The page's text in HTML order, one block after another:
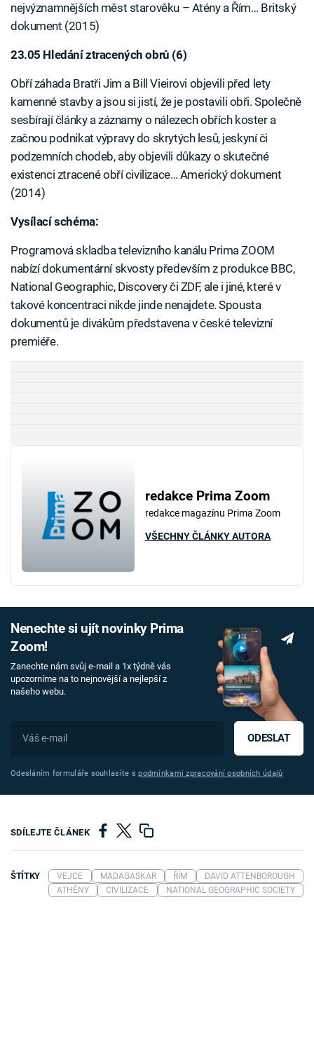
nejvýznamnějších měst starověku – Atény a Řím… Britský
dokument (2015)
23.05 Hledání ztracených obrů (6)
Obří záhada Bratři Jim a Bill Vieirovi objevili před lety
kamenné stavby a jsou si jistí, že je postavili obři. Společně
sesbírají články a záznamy o nálezech obřích koster a
začnou podnikat výpravy do skrytých lesů, jeskyní či
podzemních chodeb, aby objevili důkazy o skutečné
existenci ztracené obří civilizace… Americký dokument
(2014)
Vysílací schéma:
Programová skladba televizního kanálu Prima ZOOM
nabízí dokumentární skvosty především z produkce BBC,
National Geographic, Discovery či ZDF, ale i jiné, které v
takové koncentraci nikde jinde nenajdete. Spousta
dokumentů je divákům představena v české televizní
premiéře.
redakce Prima Zoom
redakce magazínu Prima Zoom
VŠECHNY ČLÁNKY AUTORA
Nenechte si ujít novinky Prima
Zoom!
Zanechte nám svůj e-mail a 1x týdně vás
upozorníme na to nejnovější a nejlepší z
našeho webu.
ODESLAT
Odesláním formuláře souhlasíte spodmínkami zpracování osobních údajů
SDÍLEJTE ČLÁNEK
ŠTÍTKY VEJCE MADAGASKAR ŘÍM
DAVID ATTENBOROUGH
ATHÉNY
CIVILIZACE NATIONAL GEOGRAPHIC SOCIETY